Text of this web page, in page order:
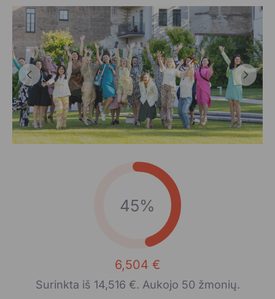
45%
6,504 €
Surinkta iš 14,516 €. Aukojo 50 žmonių.